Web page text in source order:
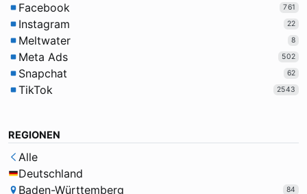
Facebook 761
Instagram 22
Meltwater 8
Meta Ads 502
Snapchat 62
TikTok 2543
REGIONEN
Alle
Deutschland
Baden-Württemberg
84